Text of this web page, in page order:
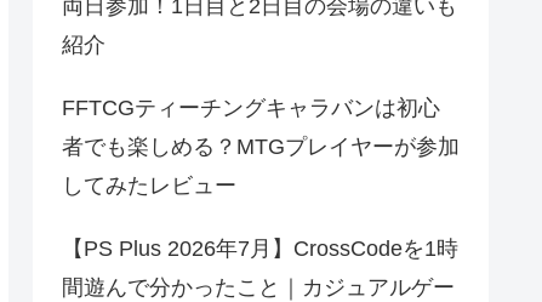
両日参加！1日目と2日目の会場の違いも
紹介
FFTCGティーチングキャラバンは初心
者でも楽しめる？MTGプレイヤーが参加
してみたレビュー
【PS Plus 2026年7月】CrossCodeを1時
間遊んで分かったこと｜カジュアルゲー